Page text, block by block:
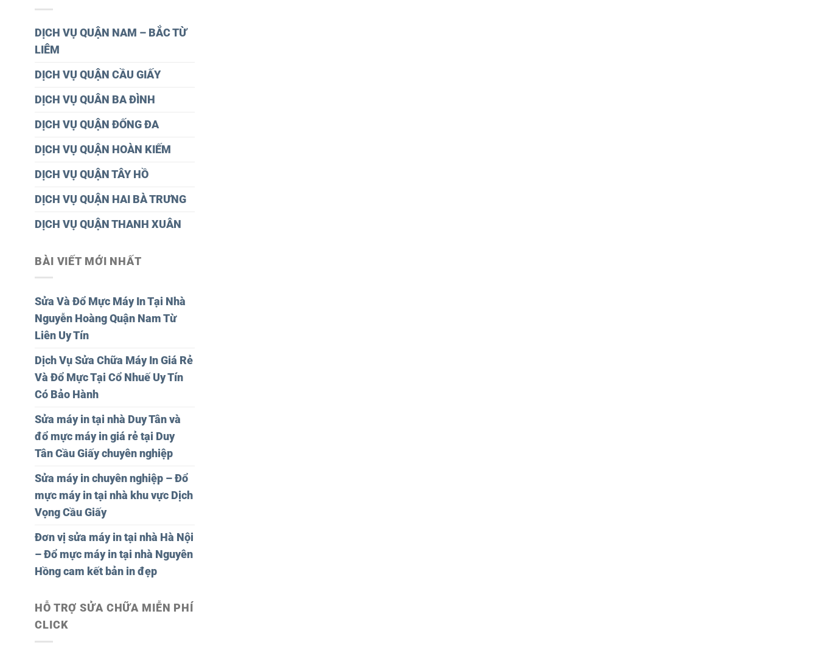
DỊCH VỤ QUẬN NAM – BẮC TỪ
LIÊM
DỊCH VỤ QUẬN CẦU GIẤY
DỊCH VỤ QUÂN BA ĐÌNH
DỊCH VỤ QUẬN ĐỐNG ĐA
DỊCH VỤ QUẬN HOÀN KIẾM
DỊCH VỤ QUẬN TÂY HỒ
DỊCH VỤ QUẬN HAI BÀ TRƯNG
DỊCH VỤ QUẬN THANH XUÂN
BÀI VIẾT MỚI NHẤT
Sửa Và Đổ Mực Máy In Tại Nhà
Nguyễn Hoàng Quận Nam Từ
Liên Uy Tín
Dịch Vụ Sửa Chữa Máy In Giá Rẻ
Và Đổ Mực Tại Cổ Nhuế Uy Tín
Có Bảo Hành
Sửa máy in tại nhà Duy Tân và
đổ mực máy in giá rẻ tại Duy
Tân Cầu Giấy chuyên nghiệp
Sửa máy in chuyên nghiệp – Đổ
mực máy in tại nhà khu vực Dịch
Vọng Cầu Giấy
Đơn vị sửa máy in tại nhà Hà Nội
– Đổ mực máy in tại nhà Nguyên
Hồng cam kết bản in đẹp
HỖ TRỢ SỬA CHỮA MIỄN PHÍ
CLICK